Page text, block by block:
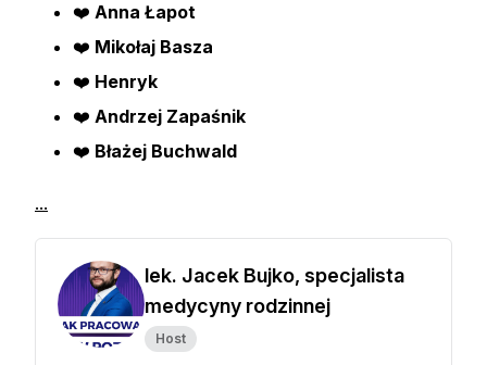
❤️ Anna Łapot
❤️ Mikołaj Basza
❤️ Henryk
❤️ Andrzej Zapaśnik
❤️ Błażej Buchwald
...
lek. Jacek Bujko, specjalista
medycyny rodzinnej
Host